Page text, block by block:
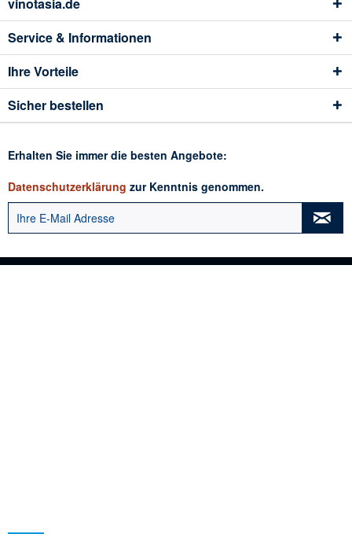
vinotasia.de
Service & Informationen
Ihre Vorteile
Sicher bestellen
Erhalten Sie immer die besten Angebote:
Datenschutzerklärung zur Kenntnis genommen.